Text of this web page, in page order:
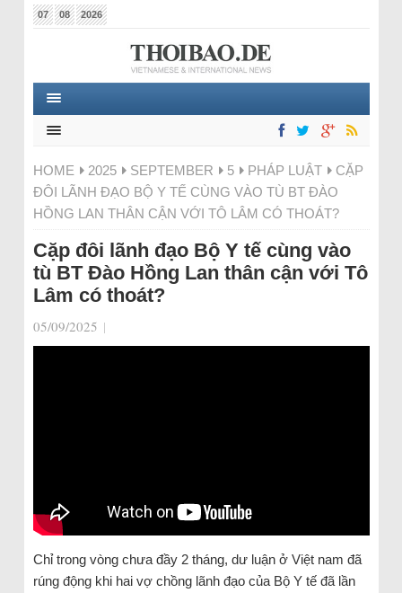
07 08 2026
HOME 2025 SEPTEMBER 5 PHÁP LUẬT
CẶP
ĐÔI LÃNH ĐẠO BỘ Y TẾ CÙNG VÀO TÙ BT ĐÀO
HỒNG LAN THÂN CẬN VỚI TÔ LÂM CÓ THOÁT?
Cặp đôi lãnh đạo Bộ Y tế cùng vào
tù BT Đào Hồng Lan thân cận với Tô
Lâm có thoát?
05/09/2025 |
Chỉ trong vòng chưa đầy 2 tháng, dư luận ở Việt nam đã
rúng động khi hai vợ chồng lãnh đạo của Bộ Y tế đã lần